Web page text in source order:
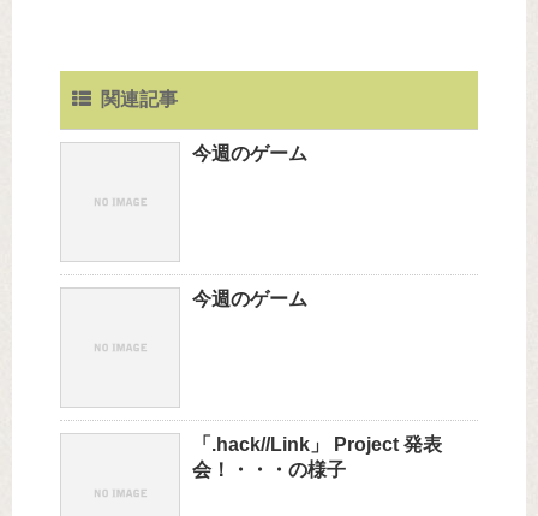
関連記事
今週のゲーム
今週のゲーム
「.hack//Link」 Project 発表
会！・・・の様子